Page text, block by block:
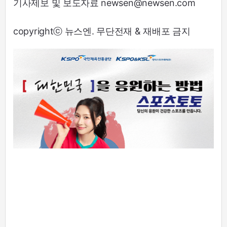
기사제보 및 보도자료 newsen@newsen.com
copyrightⓒ 뉴스엔. 무단전재 & 재배포 금지